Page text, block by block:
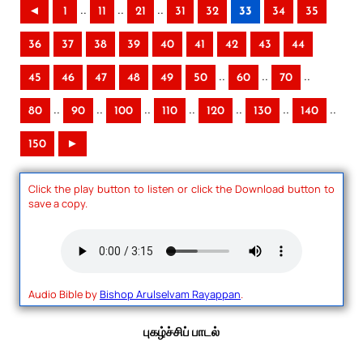
◄ 1 .. 11 .. 21 .. 31 32 33 34 35
36 37 38 39 40 41 42 43 44
45 46 47 48 49 50 .. 60 .. 70 ..
80 .. 90 .. 100 .. 110 .. 120 .. 130 .. 140 ..
150 ►
Click the play button to listen or click the Download button to
save a copy.
Audio Bible byBishop Arulselvam Rayappan.
புகழ்ச்சிப் பாடல்